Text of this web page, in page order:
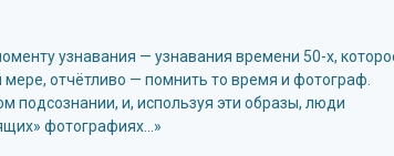
узнавания — узнавания времени 50-х,
отчётливо — помнить то время и фотограф.
подсознании, и, используя эти образы, люди
фотографиях…»